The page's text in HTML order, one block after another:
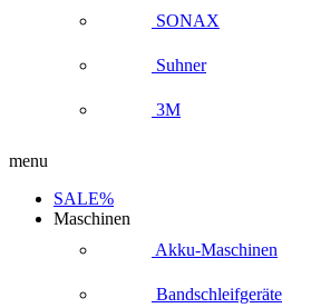
SONAX
Suhner
3M
menu
SALE%
Maschinen
Akku-Maschinen
Bandschleifgeräte